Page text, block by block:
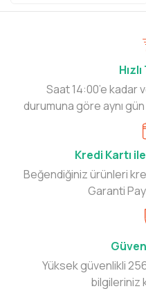
Saat 14:00’e
durumuna göre aynı
Kredi Kartı
Beğendiğiniz ürünleri
Garanti
Yüksek güvenlikli
bilgileriniz